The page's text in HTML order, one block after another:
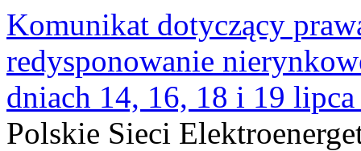
Komunikat dotyczący
redysponowanie
dniach 14, 16, 18 i 19
Polskie Sieci